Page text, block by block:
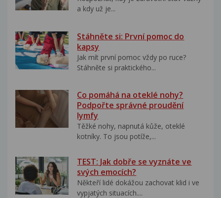
a kdy už je...
Stáhněte si: První pomoc do
kapsy
Jak mít první pomoc vždy po ruce?
Stáhněte si praktického...
Co pomáhá na oteklé nohy?
Podpořte správné proudění
lymfy
Těžké nohy, napnutá kůže, oteklé
kotníky. To jsou potíže,...
TEST: Jak dobře se vyznáte ve
svých emocích?
Někteří lidé dokážou zachovat klid i ve
vypjatých situacích....